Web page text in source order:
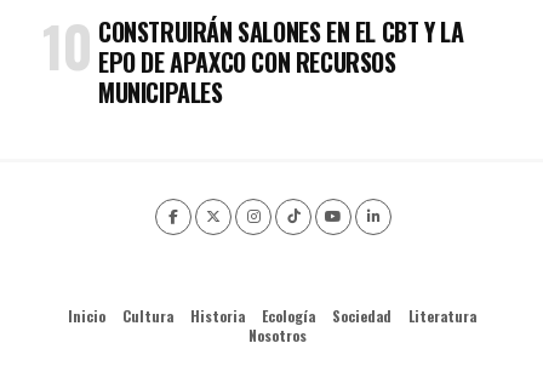
CONSTRUIRÁN SALONES EN EL CBT Y LA
EPO DE APAXCO CON RECURSOS
MUNICIPALES
Inicio Cultura Historia Ecología Sociedad
Literatura
Nosotros